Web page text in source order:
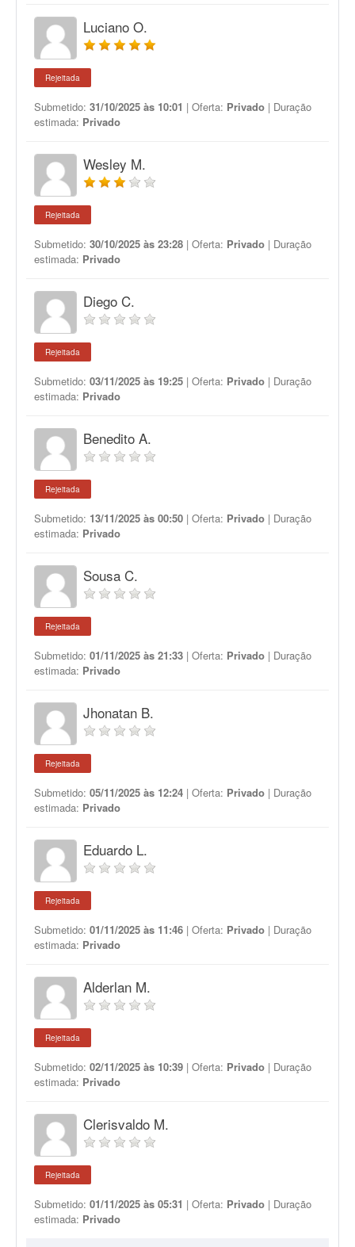
Luciano O.
Rejeitada
Submetido: 31/10/2025 às 10:01 | Oferta: Privado | Duração
estimada: Privado
Wesley M.
Rejeitada
Submetido: 30/10/2025 às 23:28 | Oferta: Privado | Duração
estimada: Privado
Diego C.
Rejeitada
Submetido: 03/11/2025 às 19:25 | Oferta: Privado | Duração
estimada: Privado
Benedito A.
Rejeitada
Submetido: 13/11/2025 às 00:50 | Oferta: Privado | Duração
estimada: Privado
Sousa C.
Rejeitada
Submetido: 01/11/2025 às 21:33 | Oferta: Privado | Duração
estimada: Privado
Jhonatan B.
Rejeitada
Submetido: 05/11/2025 às 12:24 | Oferta: Privado | Duração
estimada: Privado
Eduardo L.
Rejeitada
Submetido: 01/11/2025 às 11:46 | Oferta: Privado | Duração
estimada: Privado
Alderlan M.
Rejeitada
Submetido: 02/11/2025 às 10:39 | Oferta: Privado | Duração
estimada: Privado
Clerisvaldo M.
Rejeitada
Submetido: 01/11/2025 às 05:31 | Oferta: Privado | Duração
estimada: Privado